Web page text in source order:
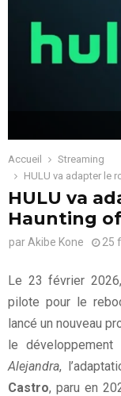
Accueil
Streaming
HULU va adapter le
HULU va
Haunting
par Akibe Kone 25
Le 23 février 2026,
pilote pour le
lancé un nouveau
le développement
Alejandra,
Castro, paru en